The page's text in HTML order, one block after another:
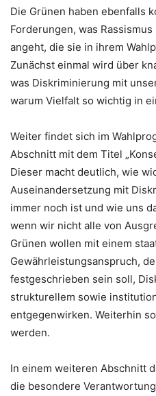
Die Grünen haben ebenfalls
Forderungen, was
angeht, die sie in ihrem
Zunächst einmal wird über
was Diskriminierung mit
warum Vielfalt so wichtig in
Weiter findet sich im
Abschnitt mit dem Titel
Dieser macht deutlich, wie
Auseinandersetzung mit
immer noch ist und wie uns
wenn wir nicht alle von
Grünen wollen mit einem
Gewährleistungsanspruch,
festgeschrieben sein soll,
strukturellem sowie
entgegenwirken. Weiterhin
werden.
In einem weiteren Abschnitt
die besondere